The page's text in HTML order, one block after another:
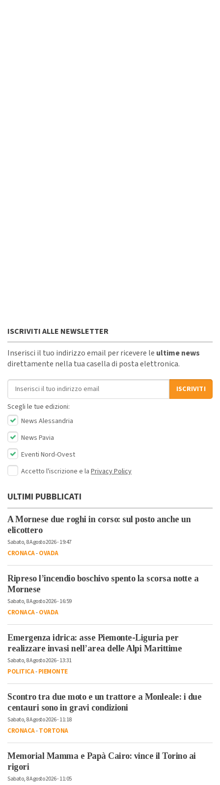
ISCRIVITI ALLE NEWSLETTER
Inserisci il tuo indirizzo email per ricevere le ultime news
direttamente nella tua casella di posta elettronica.
Indirizzo email
ISCRIVITI
Scegli le tue edizioni:
News Alessandria
News Pavia
Eventi Nord-Ovest
Accetto l'iscrizione e la Privacy Policy
ULTIMI PUBBLICATI
A Mornese due roghi in corso: sul posto anche un
elicottero
Sabato, 8 Agosto 2026 - 19:47
CRONACA-OVADA
Ripreso l’incendio boschivo spento la scorsa notte a
Mornese
Sabato, 8 Agosto 2026 - 16:59
CRONACA-OVADA
Emergenza idrica: asse Piemonte-Liguria per
realizzare invasi nell’area delle Alpi Marittime
Sabato, 8 Agosto 2026 - 13:31
POLITICA-PIEMONTE
Scontro tra due moto e un trattore a Monleale: i due
centauri sono in gravi condizioni
Sabato, 8 Agosto 2026 - 11:18
CRONACA-TORTONA
Memorial Mamma e Papà Cairo: vince il Torino ai
rigori
Sabato, 8 Agosto 2026 - 11:05